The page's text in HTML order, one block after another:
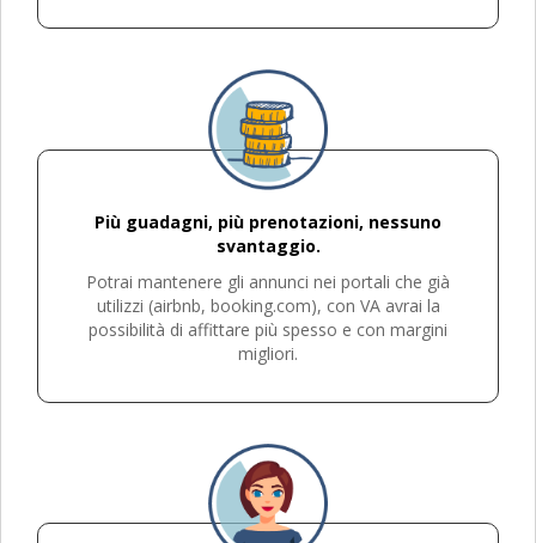
Più guadagni, più prenotazioni, nessuno
svantaggio.
Potrai mantenere gli annunci nei portali che già
utilizzi (airbnb, booking.com), con VA avrai la
possibilità di affittare più spesso e con margini
migliori.